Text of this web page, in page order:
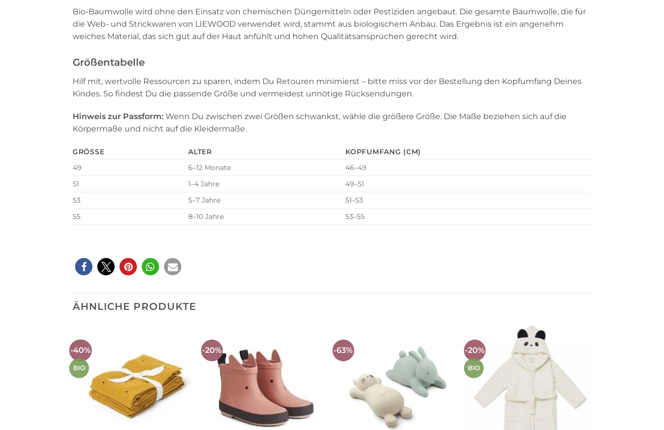
Bio-Baumwolle wird ohne den Einsatz von chemischen Düngemitteln oder Pestiziden angebaut. Die gesamte Baumwolle, die für
die Web- und Strickwaren von LIEWOOD verwendet wird, stammt aus biologischem Anbau. Das Ergebnis ist ein angenehm
weiches Material, das sich gut auf der Haut anfühlt und hohen Qualitätsansprüchen gerecht wird.
Größentabelle
Hilf mit, wertvolle Ressourcen zu sparen, indem Du Retouren minimierst – bitte miss vor der Bestellung den Kopfumfang Deines
Kindes. So findest Du die passende Größe und vermeidest unnötige Rücksendungen.
Hinweis zur Passform: Wenn Du zwischen zwei Größen schwankst, wähle die größere Größe. Die Maße beziehen sich auf die
Körpermaße und nicht auf die Kleidermaße.
GRÖSSE ALTER
KOPFUMFANG (CM)
49
6–12 Monate
46–49
51
1–4 Jahre
49–51
53
5–7 Jahre
51–53
55
8–10 Jahre 53–55
ÄHNLICHE PRODUKTE
-40%
BIO
Wunschliste
-20% -63%
Auf die
Wunschliste
-20%
BIO
Wunschliste